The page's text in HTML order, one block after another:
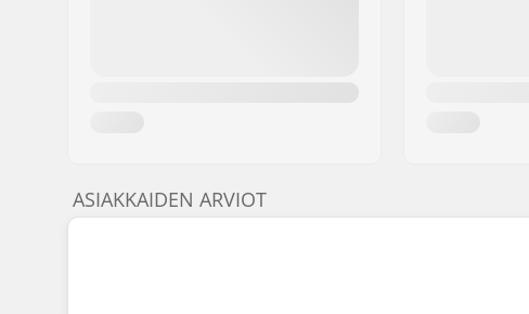
ASIAKKAIDEN ARVIOT